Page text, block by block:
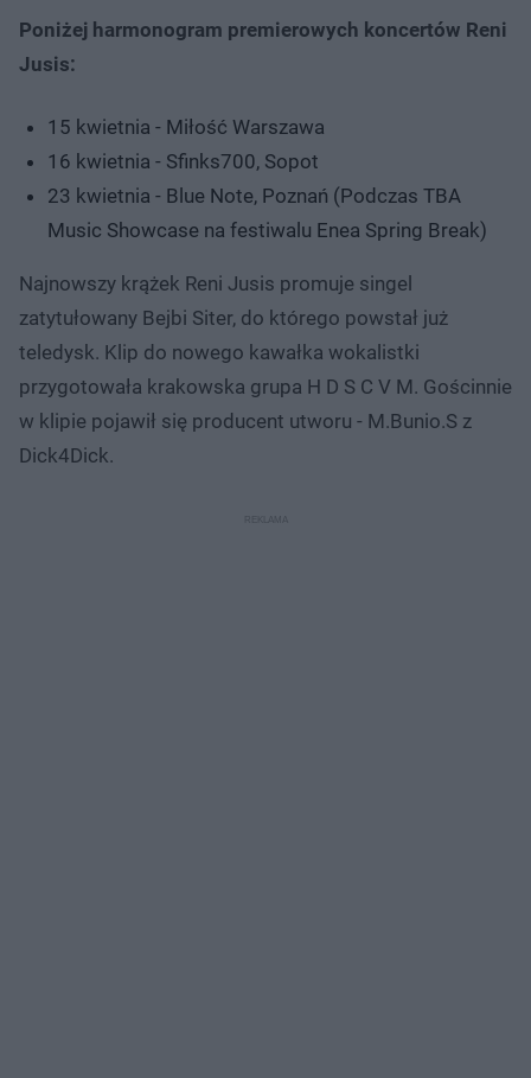
Poniżej harmonogram premierowych koncertów Reni
Jusis:
15 kwietnia - Miłość Warszawa
16 kwietnia - Sfinks700, Sopot
23 kwietnia - Blue Note, Poznań (Podczas TBA
Music Showcase na festiwalu Enea Spring Break)
Najnowszy krążek Reni Jusis promuje singel
zatytułowany Bejbi Siter, do którego powstał już
teledysk. Klip do nowego kawałka wokalistki
przygotowała krakowska grupa H D S C V M. Gościnnie
w klipie pojawił się producent utworu - M.Bunio.S z
Dick4Dick.